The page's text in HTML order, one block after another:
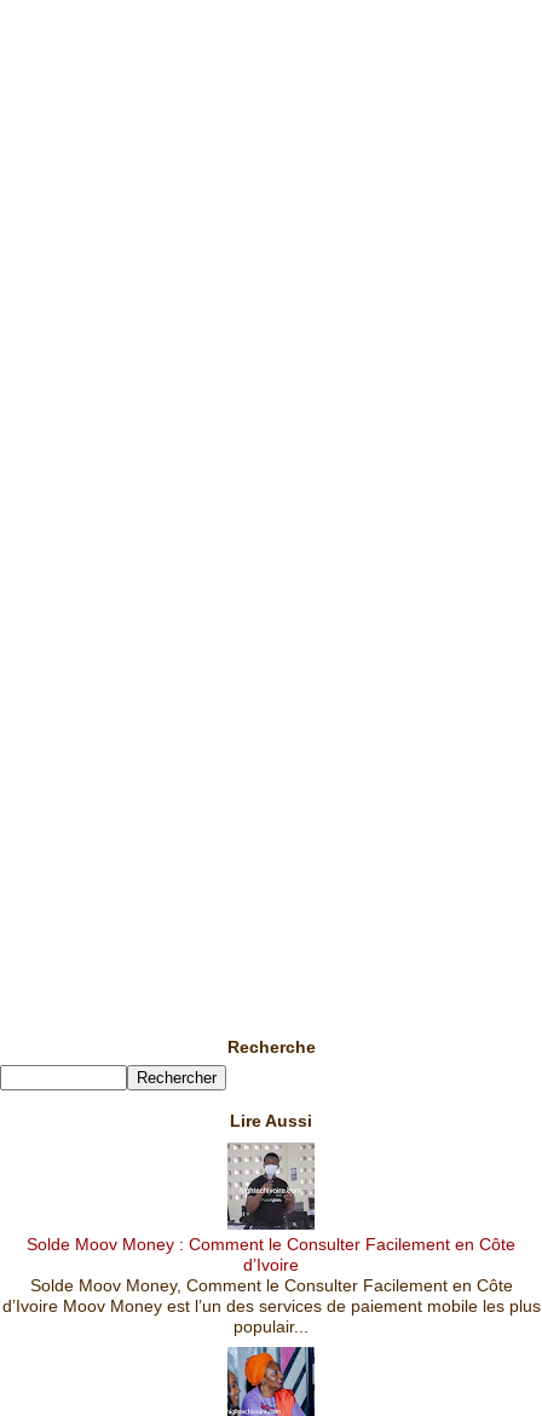
Recherche
Lire Aussi
Solde Moov Money : Comment le Consulter Facilement en Côte
d’Ivoire
Solde Moov Money, Comment le Consulter Facilement en Côte
d’Ivoire Moov Money est l’un des services de paiement mobile les plus
populair...